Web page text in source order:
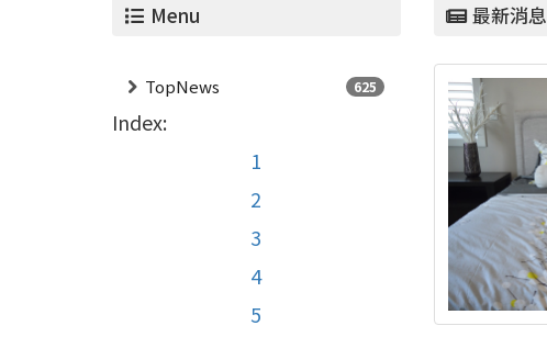
Menu
TopNews 625
Index:
1
2
3
4
5
最新消息